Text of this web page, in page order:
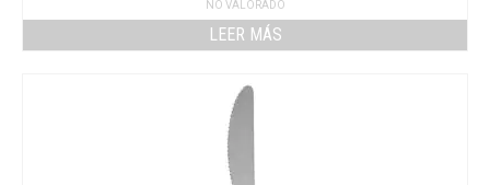
NO VALORADO
LEER MÁS